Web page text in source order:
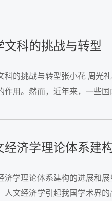
文科的挑战与转型
科的挑战与转型张小花 周光
作用。然而，近年来，一些
经济学理论体系建
济学理论体系建构的进展和
人文经济学引起我国学术界